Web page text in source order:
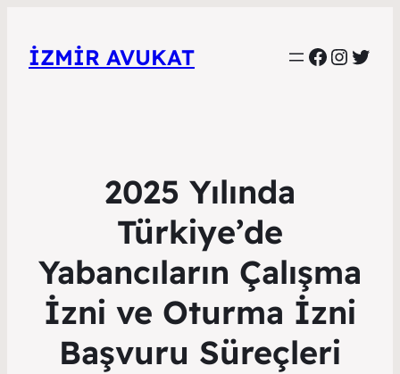
İZMIR AVUKAT
2025 Yılında
Türkiye’de
Yabancıların Çalışma
İzni ve Oturma İzni
Başvuru Süreçleri